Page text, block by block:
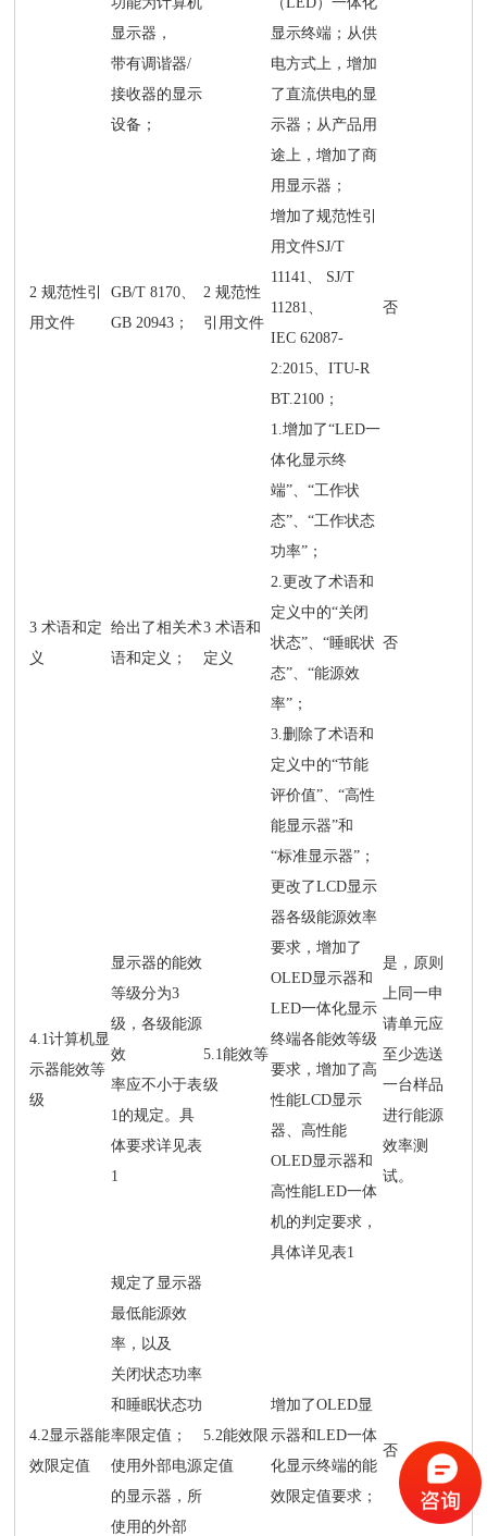
显示器，
带有调谐器/
接收器的显示
设备；
显示终端；从供
电方式上，增加
了直流供电的显
示器；从产品用
途上，增加了商
用显示器；
2 规范性引
用文件
GB/T 8170、
GB 20943；
2 规范性
引用文件
增加了规范性引
用文件SJ/T
11141、 SJ/T
11281、
IEC 62087-
2:2015、ITU-R
BT.2100；
否
3 术语和定
义
给出了相关术
语和定义；
3 术语和
定义
1.增加了“LED一
体化显示终
端”、“工作状
态”、“工作状态
功率”；
2.更改了术语和
定义中的“关闭
状态”、“睡眠状
态”、“能源效
率”；
3.删除了术语和
定义中的“节能
评价值”、“高性
能显示器”和
“标准显示器”；
否
4.1计算机显
示器能效等
级
显示器的能效
等级分为3
级，各级能源
效
率应不小于表
1的规定。具
体要求详见表
1
5.1能效等
级
更改了LCD显示
器各级能源效率
要求，增加了
OLED显示器和
LED一体化显示
终端各能效等级
要求，增加了高
性能LCD显示
器、高性能
OLED显示器和
高性能LED一体
机的判定要求，
具体详见表1
是，原则
上同一申
请单元应
至少选送
一台样品
进行能源
效率测
试。
4.2显示器能
效限定值
规定了显示器
最低能源效
率，以及
关闭状态功率
和睡眠状态功
率限定值；
使用外部电源
的显示器，所
使用的外部
5.2能效限
定值
增加了OLED显
示器和LED一体
化显示终端的能
效限定值要求；
否